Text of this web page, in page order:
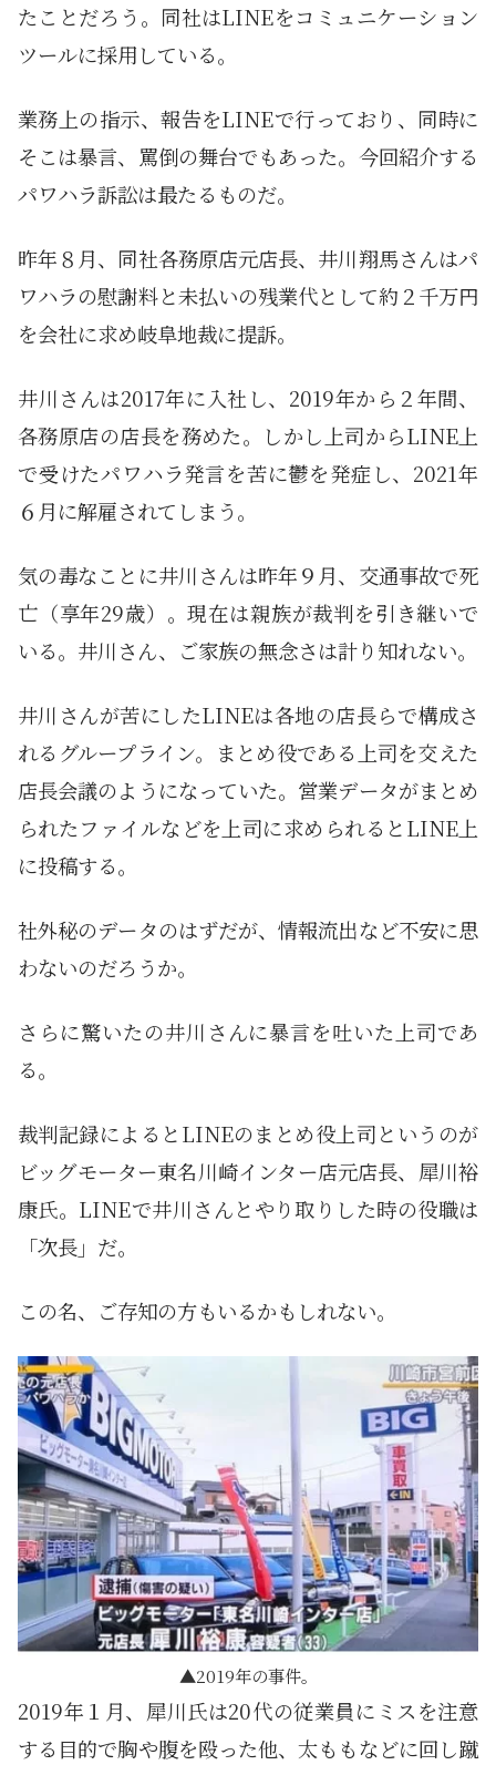
たことだろう。同社はLINEをコミュニケーション
ツールに採用している。
業務上の指示、報告をLINEで行っており、同時に
そこは暴言、罵倒の舞台でもあった。今回紹介する
パワハラ訴訟は最たるものだ。
昨年８月、同社各務原店元店長、井川翔馬さんはパ
ワハラの慰謝料と未払いの残業代として約２千万円
を会社に求め岐阜地裁に提訴。
井川さんは2017年に入社し、2019年から２年間、
各務原店の店長を務めた。しかし上司からLINE上
で受けたパワハラ発言を苦に鬱を発症し、2021年
６月に解雇されてしまう。
気の毒なことに井川さんは昨年９月、交通事故で死
亡（享年29歳）。現在は親族が裁判を引き継いで
いる。井川さん、ご家族の無念さは計り知れない。
井川さんが苦にしたLINEは各地の店長らで構成さ
れるグループライン。まとめ役である上司を交えた
店長会議のようになっていた。営業データがまとめ
られたファイルなどを上司に求められるとLINE上
に投稿する。
社外秘のデータのはずだが、情報流出など不安に思
わないのだろうか。
さらに驚いたの井川さんに暴言を吐いた上司であ
る。
裁判記録によるとLINEのまとめ役上司というのが
ビッグモーター東名川崎インター店元店長、犀川裕
康氏。LINEで井川さんとやり取りした時の役職は
「次長」だ。
この名、ご存知の方もいるかもしれない。
2019年の事件。
2019年１月、犀川氏は20代の従業員にミスを注意
する目的で胸や腹を殴った他、太ももなどに回し蹴